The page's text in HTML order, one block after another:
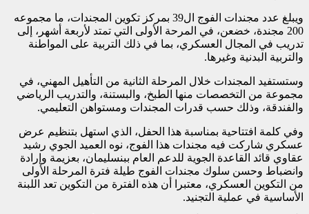
ويبلغ عدد مجندات الفوج ال39 بمركز تكوين المجندات، ما مجموعه
200 مجندة، خضعن، في المرحة الأولى التي تمتد لأربعة أشهر، إلى
تدريب في المجال العسكري، بما في ذلك التربية على المواطنة
والتربية البدنية وغيرها.
وستستفيد المجندات خلال المرحلة الثانية من التأهيل المهني، في
مجموعة من التخصصات منها الطبخ، والبستنة، والتدريب الرياضي
والفندقة، وذلك حسب قدرات المجندات ومستواهن التعليمي.
وفي كلمة افتتاحية بمناسبة هذا الحفل، الذي استهل بتنظيم عرض
عسكري شاركت فيه مجندات هذا الفوج، نوه العميد الجوي رشيد
عقاوي قائد القاعدة الجوية للدعم العام ببنسليمان، بعزيمة وإرادة
وانضباط وحسن سلوك مجندات الفوج طيلة فترة المرحلة الأولى
من التكوين العسكري، معتبرا أن هذه الفترة من التكوين تعد اللبنة
الأساسية في عملية التجنيد.